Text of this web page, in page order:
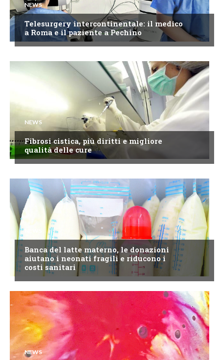
NEWS
Telesurgery intercontinentale: il medico
a Roma e il paziente a Pechino
NEWS
Fibrosi cistica, più diritti e migliore
qualità delle cure
Banca del latte materno, le donazioni
aiutano i neonati fragili e riducono i
costi sanitari
NEWS